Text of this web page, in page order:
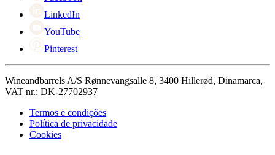
LinkedIn
YouTube
Pinterest
Wineandbarrels A/S Rønnevangsalle 8, 3400 Hillerød, Dinamarca,
VAT nr.: DK-27702937
Termos e condições
Política de privacidade
Cookies